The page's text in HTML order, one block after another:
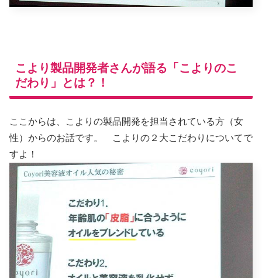
こより製品開発者さんが語る「こよりのこ
だわり」とは？！
ここからは、こよりの製品開発を担当されている方（女
性）からのお話です。 こよりの２大こだわりについてで
すよ！